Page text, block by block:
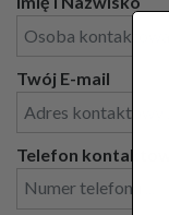
Twój E-mail
Telefon